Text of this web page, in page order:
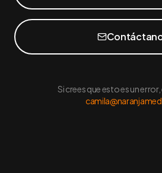
Si crees que esto es un